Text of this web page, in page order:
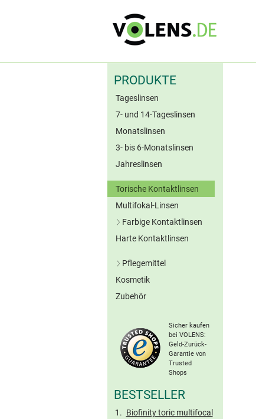
PRODUKTE
Tageslinsen
7- und 14-Tageslinsen
Monatslinsen
3- bis 6-Monatslinsen
Jahreslinsen
Torische Kontaktlinsen
Multifokal-Linsen
Farbige Kontaktlinsen
Blaue Kontaktlinsen
Graue Kontaktlinsen
Torische Farblinsen
Harte Kontaktlinsen
Pflegemittel
All-in-One-Lösungen
Peroxid-Systeme
Kochsalzlösungen
Benetzungstropfen
Hartlinsen-Pflege
Kosmetik
Zubehör
Sicher kaufen
bei VOLENS:
Geld-Zurück-
Garantie von
Trusted
Shops
BESTSELLER
Biofinity toric multifocal